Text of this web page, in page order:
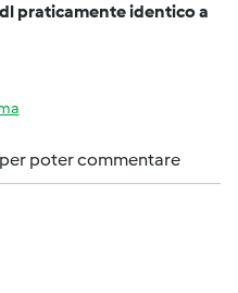
praticamente identico a
per poter commentare